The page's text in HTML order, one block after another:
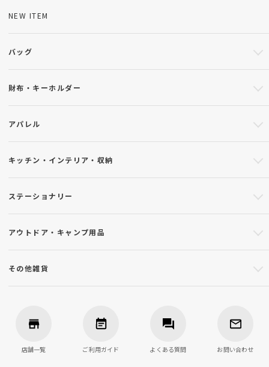
NEW ITEM
バッグ
財布・キーホルダー
アパレル
キッチン・インテリア・収納
ステーショナリー
アウトドア・キャンプ用品
その他雑貨
店舗一覧 ご利用ガイド よくある質問 お問い合わせ